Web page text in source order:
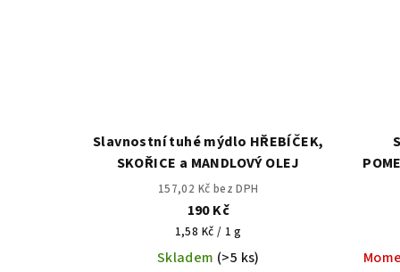
Slavnostní tuhé mýdlo HŘEBÍČEK,
SKOŘICE a MANDLOVÝ OLEJ
157,02 Kč bez DPH
190 Kč
Měrná
cena:
1,58 Kč / 1 g
Skladem (>5 ks)